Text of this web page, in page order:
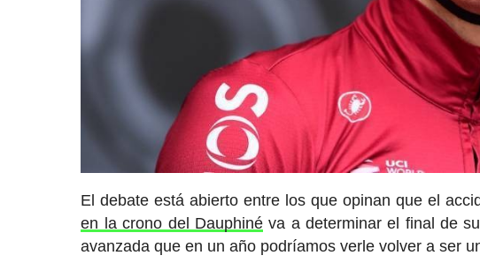
El debate está abierto entre los que opinan que el
en la crono del Dauphinéva a determinar el final de
avanzada que en un año podríamos verle volver a ser